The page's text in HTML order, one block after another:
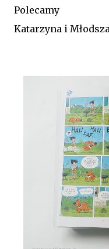
Polecamy
Katarzyna i